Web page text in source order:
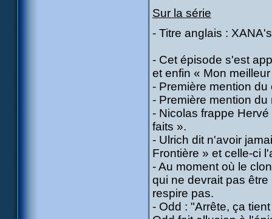
Sur la série
- Titre anglais :
- Cet épisode s'est
et enfin « Mon
- Première mention
- Première mention
- Nicolas frappe
faits ».
- Ulrich dit n'avoir
Frontière » et celle-ci
- Au moment où le
qui ne devrait pas
respire pas.
- Odd : "Arrête, ça